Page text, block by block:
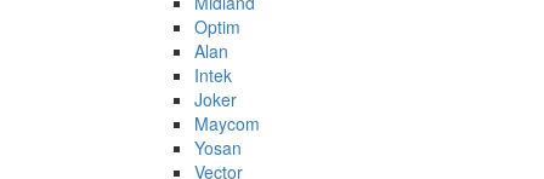
Optim
Alan
Intek
Joker
Maycom
Yosan
Vector